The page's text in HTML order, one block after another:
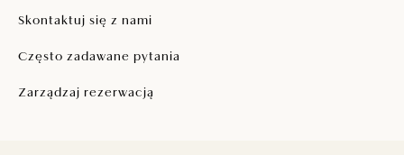
Skontaktuj się z nami
Często zadawane pytania
Zarządzaj rezerwacją